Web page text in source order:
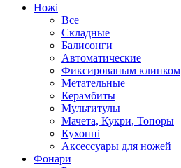
Ножі
Все
Складные
Балисонги
Автоматические
Фиксированым клинком
Метательные
Керамбиты
Мультитулы
Мачета, Кукри, Топоры
Кухонні
Аксессуары для ножей
Фонари